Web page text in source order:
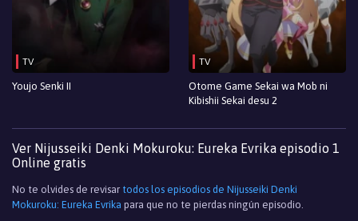
TV
Youjo Senki II
TV
Otome Game Sekai wa Mob ni
Kibishii Sekai desu 2
Ver Nijusseiki Denki Mokuroku: Eureka Evrika episodio 1
Online gratis
No te olvides de revisar todos los episodios de Nijusseiki Denki
Mokuroku: Eureka Evrika para que no te pierdas ningún episodio.